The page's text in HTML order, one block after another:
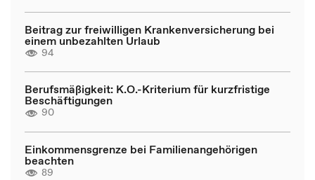
Beitrag zur freiwilligen Krankenversicherung bei
einem unbezahlten Urlaub
94
Berufsmäßigkeit: K.O.-Kriterium für kurzfristige
Beschäftigungen
90
Einkommensgrenze bei Familienangehörigen
beachten
89